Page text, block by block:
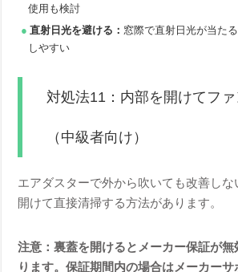
使用も検討
直射日光を避ける： 窓際で直射日光が当た
しやすい
対処法11：内部を開けてフ
（中級者向け）
エアダスターで外から吹いても改善し
開けて直接清掃する方法があります。
注意：裏蓋を開けるとメーカー保証が
ります。保証期間内の場合はメーカー